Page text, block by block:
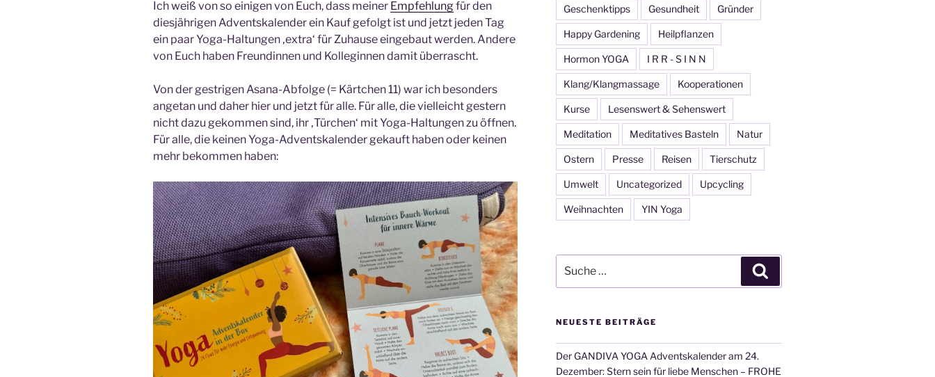
Ich weiß von so einigen von Euch, dass meiner Empfehlungfür den
diesjährigen Adventskalender ein Kauf gefolgt ist und jetzt jeden Tag
ein paar Yoga-Haltungen ‚extra‘ für Zuhause eingebaut werden. Andere
von Euch haben Freundinnen und Kolleginnen damit überrascht.
Von der gestrigen Asana-Abfolge (= Kärtchen 11) war ich besonders
angetan und daher hier und jetzt für alle. Für alle, die vielleicht gestern
nicht dazu gekommen sind, ihr ‚Türchen‘ mit Yoga-Haltungen zu öffnen.
Für alle, die keinen Yoga-Adventskalender gekauft haben oder keinen
mehr bekommen haben:
Geschenktipps Gesundheit Gründer
Happy Gardening Heilpflanzen
Hormon YOGA I R R - S I N N
Klang/Klangmassage Kooperationen
Kurse Lesenswert & Sehenswert
Meditation Meditatives Basteln Natur
Ostern Presse Reisen Tierschutz
Umwelt Uncategorized Upcycling
Weihnachten YIN Yoga
nach:
NEUESTE BEITRÄGE
Der GANDIVA YOGA Adventskalender am 24.
Dezember: Stern sein für liebe Menschen – FROHE